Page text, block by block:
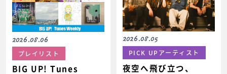
2026.08.06
プレイリスト
BIG UP! Tunes
2026.08.05
PICK UPアーティスト
夜空へ飛び立つ、